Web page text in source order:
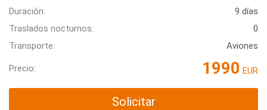
Duración:
9 días
Traslados nocturnos:
0
Transporte:
Aviones
Precio: 1990 EUR
Solicitar